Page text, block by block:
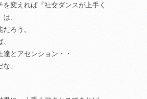
を変えれば『社交ダンスが上手く
、
ろう。
達とアセンション・・
」